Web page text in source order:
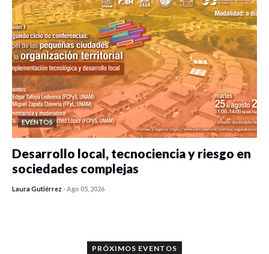
EVENTOS
Desarrollo local, tecnociencia y riesgo en
sociedades complejas
Laura Gutiérrez -Ago 05, 2026
PRÓXIMOS EVENTOS